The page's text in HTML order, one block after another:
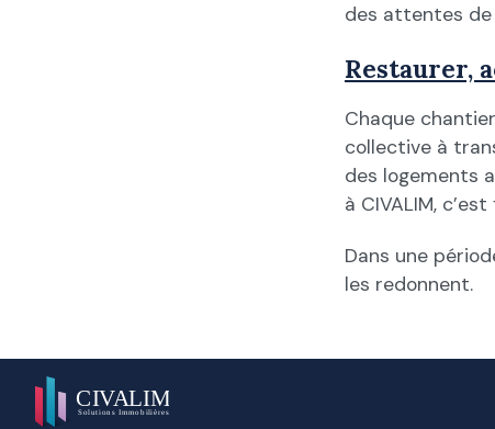
des attentes
Restaurer,
Chaque
collective à
des logements
à CIVALIM,
Dans une
les redonnent.